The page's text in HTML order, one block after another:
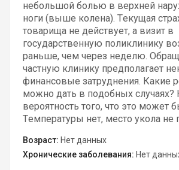
небольшой болью в верхней
ноги (выше колена). Текущая
товарища не действует, а визит в
государственную поликлинику
раньше, чем через неделю.
частную клинику предполагает
финансовые затруднения. Какие
можно дать в подобных случаях?
вероятность того, что это может
Температуры нет, место укола не
Возраст: Нет данных
Хронические заболевания: Нет